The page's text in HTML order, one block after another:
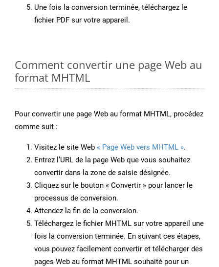
Une fois la conversion terminée, téléchargez le
fichier PDF sur votre appareil.
Comment convertir une page Web au
format MHTML
Pour convertir une page Web au format MHTML, procédez
comme suit :
Visitez le site Web « Page Web vers MHTML ».
Entrez l’URL de la page Web que vous souhaitez
convertir dans la zone de saisie désignée.
Cliquez sur le bouton « Convertir » pour lancer le
processus de conversion.
Attendez la fin de la conversion.
Téléchargez le fichier MHTML sur votre appareil une
fois la conversion terminée. En suivant ces étapes,
vous pouvez facilement convertir et télécharger des
pages Web au format MHTML souhaité pour un